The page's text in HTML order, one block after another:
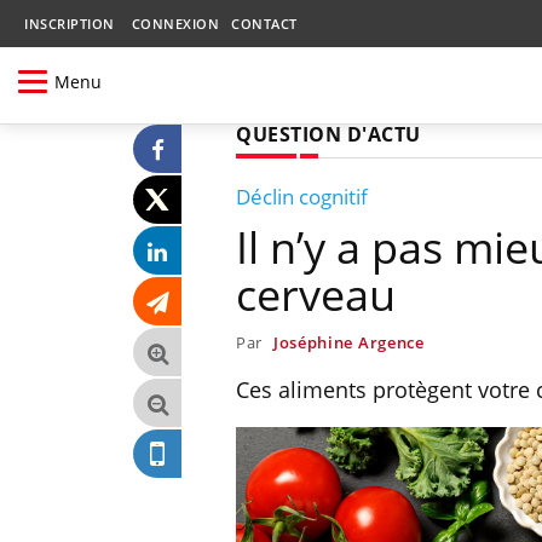
INSCRIPTION CONNEXION CONTACT
Menu
QUESTION D'ACTU
Déclin cognitif
Il n’y a pas
cerveau
Par Joséphine Argence
Ces aliments protègent